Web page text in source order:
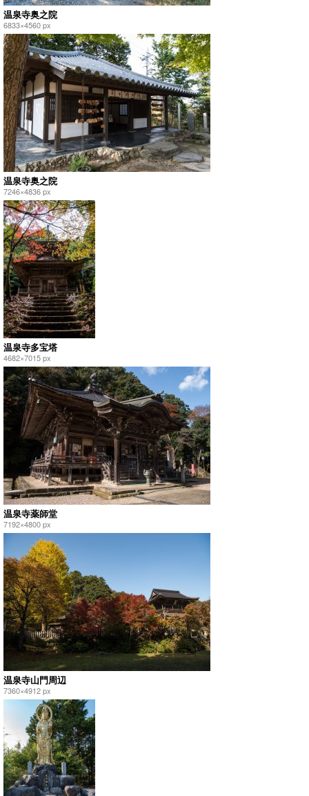
温泉寺奥之院
6833×4560 px
温泉寺奥之院
7246×4836 px
温泉寺多宝塔
4682×7015 px
温泉寺薬師堂
7192×4800 px
温泉寺山門周辺
7360×4912 px